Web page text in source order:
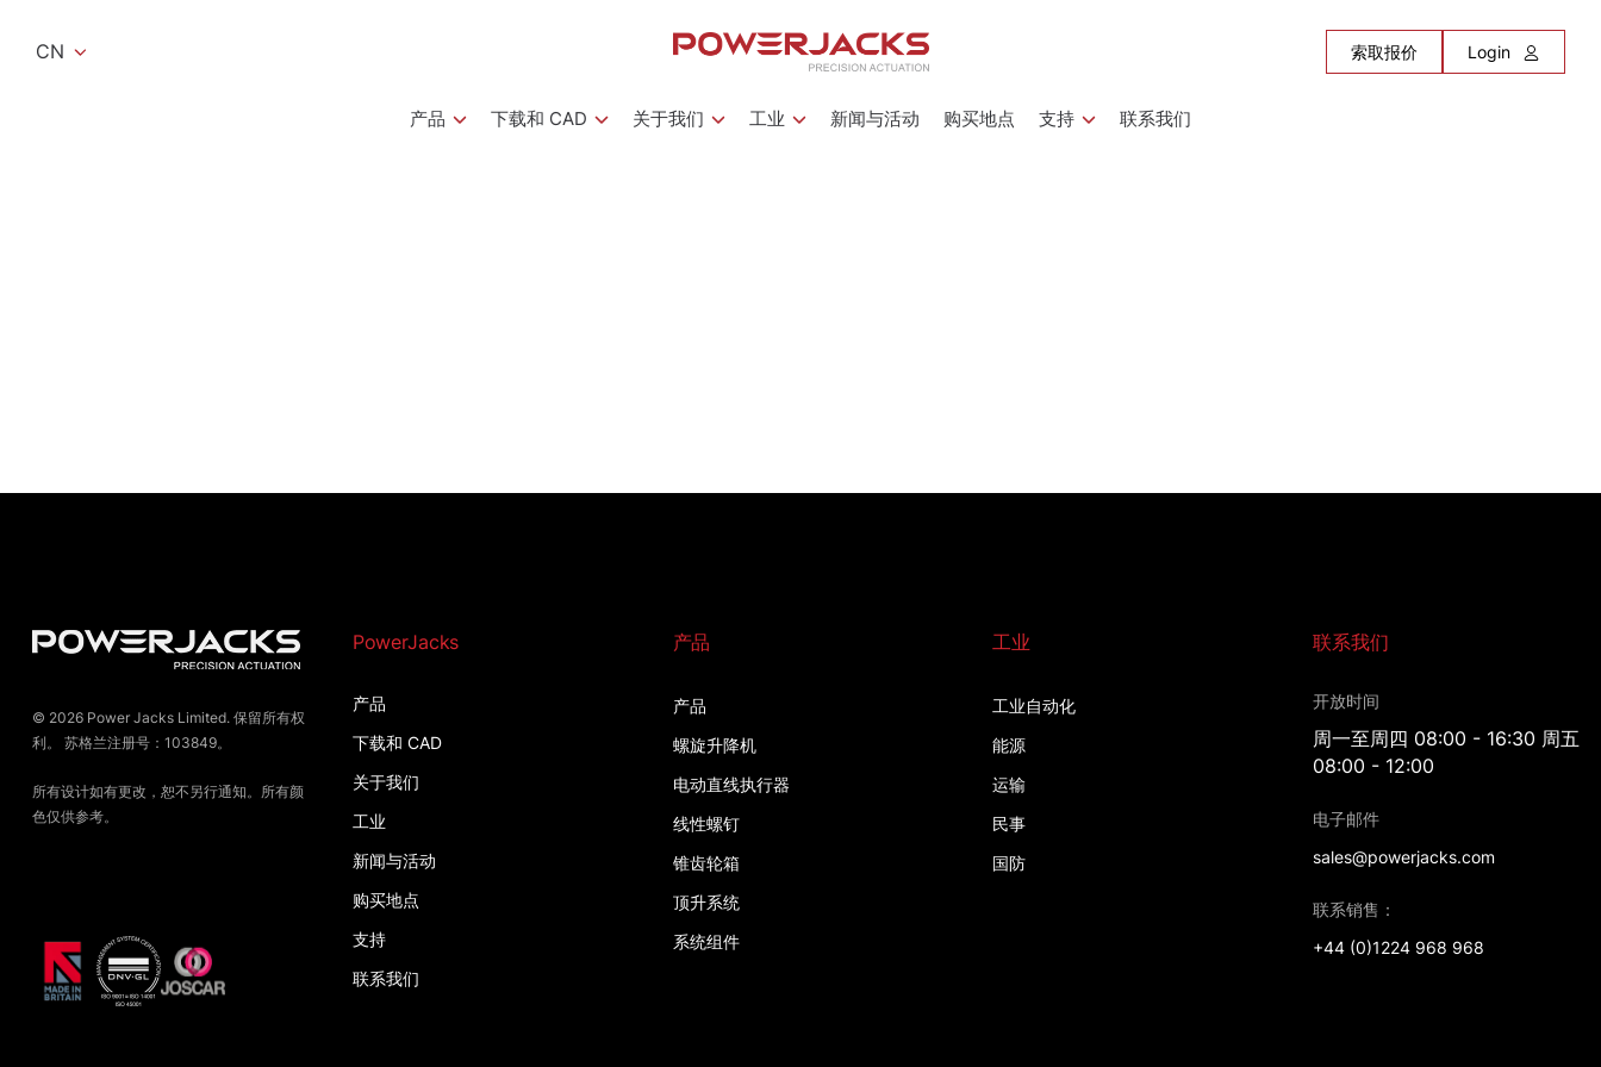
CN 索取报价 Login
产品 下载和 CAD 关于我们 工业 新闻与活动 购买地点 支持 联系我们
© 2026 Power Jacks Limited. 保留所有权
利。 苏格兰注册号：103849。
所有设计如有更改，恕不另行通知。所有颜
色仅供参考。
PowerJacks
产品
下载和 CAD
关于我们
工业
新闻与活动
购买地点
支持
联系我们
产品
产品
螺旋升降机
电动直线执行器
线性螺钉
锥齿轮箱
顶升系统
系统组件
工业
工业自动化
能源
运输
民事
国防
联系我们
开放时间
周一至周四 08:00 - 16:30 周五
08:00 - 12:00
电子邮件
sales@powerjacks.com
联系销售：
+44 (0)1224 968 968